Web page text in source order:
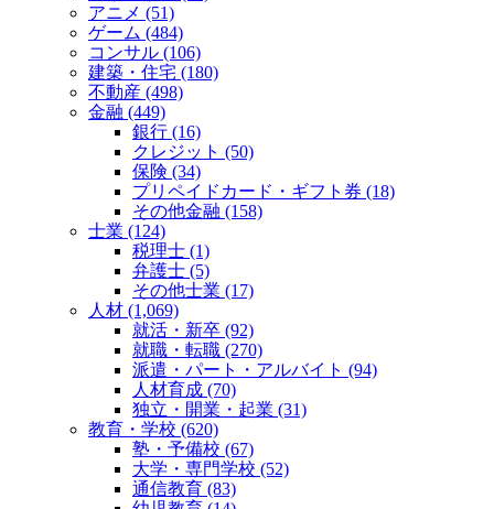
アニメ (51)
ゲーム (484)
コンサル (106)
建築・住宅 (180)
不動産 (498)
金融 (449)
銀行 (16)
クレジット (50)
保険 (34)
プリペイドカード・ギフト券 (18)
その他金融 (158)
士業 (124)
税理士 (1)
弁護士 (5)
その他士業 (17)
人材 (1,069)
就活・新卒 (92)
就職・転職 (270)
派遣・パート・アルバイト (94)
人材育成 (70)
独立・開業・起業 (31)
教育・学校 (620)
塾・予備校 (67)
大学・専門学校 (52)
通信教育 (83)